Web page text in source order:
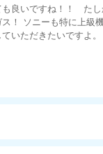
も良いですね！！ た
！ ソニーも特に上級
ていただきたいですよ